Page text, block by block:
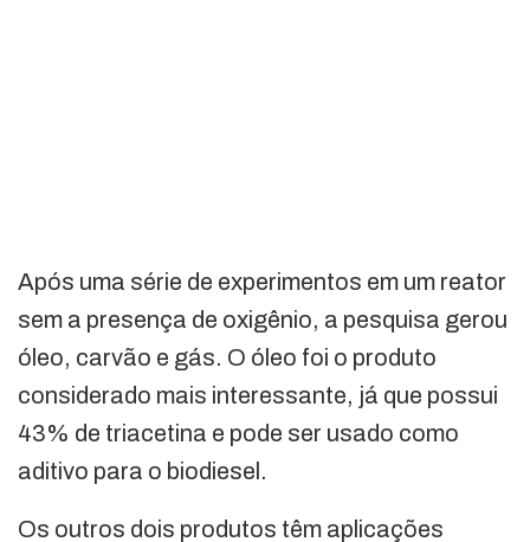
Após uma série de experimentos em um reator
sem a presença de oxigênio, a pesquisa gerou
óleo, carvão e gás. O óleo foi o produto
considerado mais interessante, já que possui
43% de triacetina e pode ser usado como
aditivo para o biodiesel.
Os outros dois produtos têm aplicações